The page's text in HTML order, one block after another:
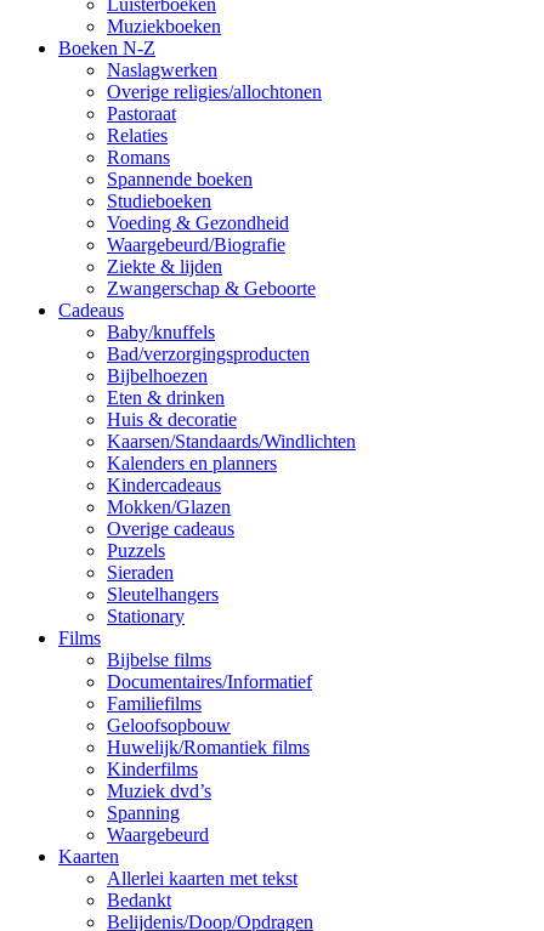
Luisterboeken
Muziekboeken
Boeken N-Z
Naslagwerken
Overige religies/allochtonen
Pastoraat
Relaties
Romans
Spannende boeken
Studieboeken
Voeding & Gezondheid
Waargebeurd/Biografie
Ziekte & lijden
Zwangerschap & Geboorte
Cadeaus
Baby/knuffels
Bad/verzorgingsproducten
Bijbelhoezen
Eten & drinken
Huis & decoratie
Kaarsen/Standaards/Windlichten
Kalenders en planners
Kindercadeaus
Mokken/Glazen
Overige cadeaus
Puzzels
Sieraden
Sleutelhangers
Stationary
Films
Bijbelse films
Documentaires/Informatief
Familiefilms
Geloofsopbouw
Huwelijk/Romantiek films
Kinderfilms
Muziek dvd’s
Spanning
Waargebeurd
Kaarten
Allerlei kaarten met tekst
Bedankt
Belijdenis/Doop/Opdragen